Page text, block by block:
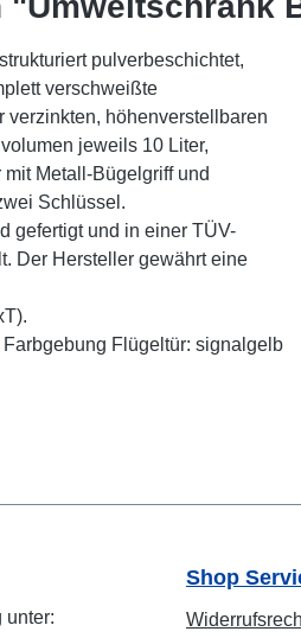
pulverbeschichtet,
verschweißte
verzinkten, höhenverstellbaren
jeweils 10 Liter,
Metall-Bügelgriff und
Schlüssel.
gefertigt und in einer TÜV-
Der Hersteller gewährt eine
Flügeltür: signalgelb
unter:
Shop